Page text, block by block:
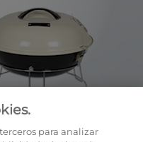
para analizar